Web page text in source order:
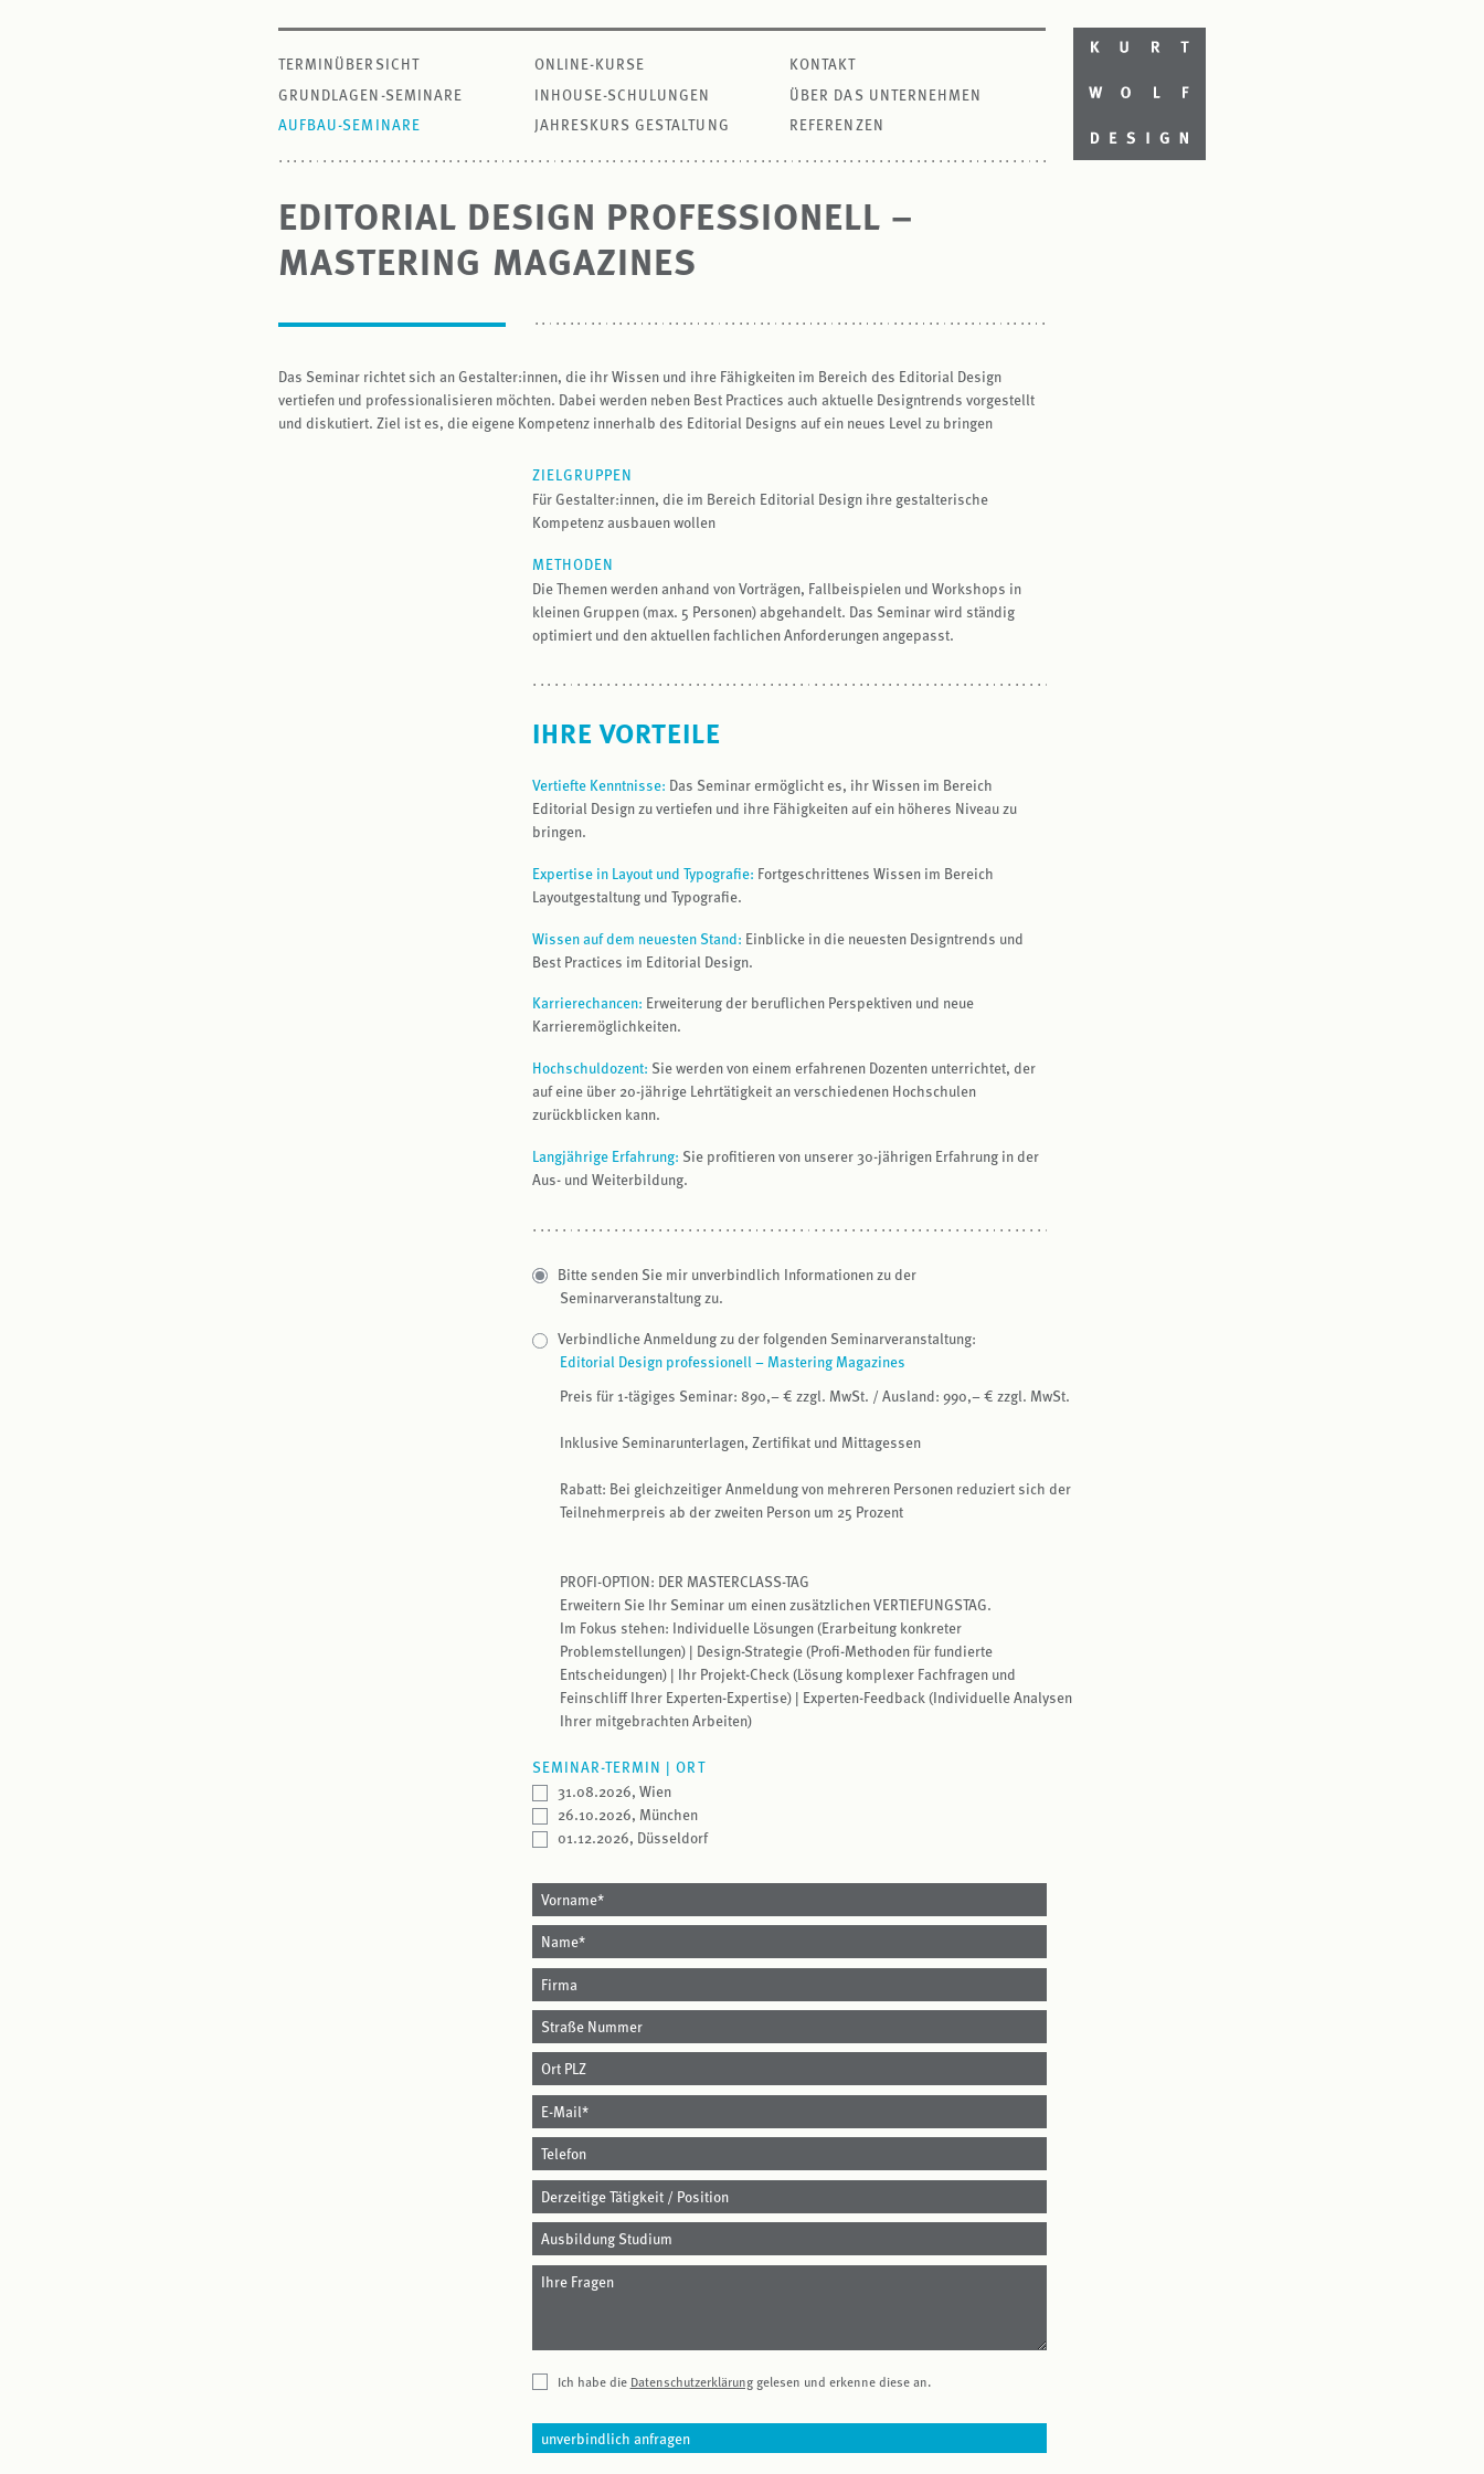
TERMINÜBERSICHT
GRUNDLAGEN-SEMINARE
AUFBAU-SEMINARE
ONLINE-KURSE
INHOUSE-SCHULUNGEN
JAHRESKURS GESTALTUNG
KONTAKT
ÜBER DAS UNTERNEHMEN
REFERENZEN
EDITORIAL DESIGN PROFESSIONELL –
MASTERING MAGAZINES
Das Seminar richtet sich an Gestalter:innen, die ihr Wissen und ihre Fähigkeiten im Bereich des Editorial Design
vertiefen und professionalisieren möchten. Dabei werden neben Best Practices auch aktuelle Designtrends vorgestellt
und diskutiert. Ziel ist es, die eigene Kompetenz innerhalb des Editorial Designs auf ein neues Level zu bringen
ZIELGRUPPEN
Für Gestalter:innen, die im Bereich Editorial Design ihre gestalterische
Kompetenz ausbauen wollen
METHODEN
Die Themen werden anhand von Vorträgen, Fallbeispielen und Workshops in
kleinen Gruppen (max. 5 Personen) abgehandelt. Das Seminar wird ständig
optimiert und den aktuellen fachlichen Anforderungen angepasst.
IHRE VORTEILE
Vertiefte Kenntnisse: Das Seminar ermöglicht es, ihr Wissen im Bereich
Editorial Design zu vertiefen und ihre Fähigkeiten auf ein höheres Niveau zu
bringen.
Expertise in Layout und Typografie: Fortgeschrittenes Wissen im Bereich
Layoutgestaltung und Typografie.
Wissen auf dem neuesten Stand: Einblicke in die neuesten Designtrends und
Best Practices im Editorial Design.
Karrierechancen: Erweiterung der beruflichen Perspektiven und neue
Karrieremöglichkeiten.
Hochschuldozent: Sie werden von einem erfahrenen Dozenten unterrichtet, der
auf eine über 20-jährige Lehrtätigkeit an verschiedenen Hochschulen
zurückblicken kann.
Langjährige Erfahrung: Sie profitieren von unserer 30-jährigen Erfahrung in der
Aus- und Weiterbildung.
Bitte senden Sie mir unverbindlich Informationen zu der
Seminarveranstaltung zu.
Verbindliche Anmeldung zu der folgenden Seminarveranstaltung:
Editorial Design professionell – Mastering Magazines
Preis für 1-tägiges Seminar: 890,– € zzgl. MwSt. / Ausland: 990,– € zzgl. MwSt.
Inklusive Seminarunterlagen, Zertifikat und Mittagessen
Rabatt: Bei gleichzeitiger Anmeldung von mehreren Personen reduziert sich der
Teilnehmerpreis ab der zweiten Person um 25 Prozent
PROFI-OPTION: DER MASTERCLASS-TAG
Erweitern Sie Ihr Seminar um einen zusätzlichen VERTIEFUNGSTAG.
Im Fokus stehen: Individuelle Lösungen (Erarbeitung konkreter
Problemstellungen) | Design-Strategie (Profi-Methoden für fundierte
Entscheidungen) | Ihr Projekt-Check (Lösung komplexer Fachfragen und
Feinschliff Ihrer Experten-Expertise) | Experten-Feedback (Individuelle Analysen
Ihrer mitgebrachten Arbeiten)
SEMINAR-TERMIN | ORT
31.08.2026 Wien
26.10.2026 München
01.12.2026 Düsseldorf
Ich habe die Datenschutzerklärunggelesen und erkenne diese an.